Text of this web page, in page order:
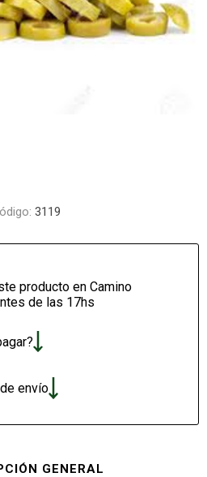
3119
producto en Camino
de las 17hs
envío
GENERAL